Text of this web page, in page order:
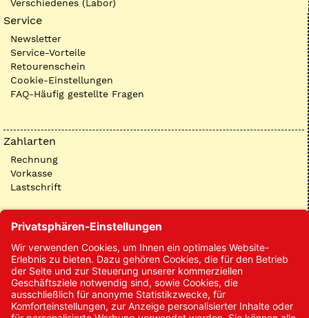
Verschiedenes (Labor)
Service
Newsletter
Service-Vorteile
Retourenschein
Cookie-Einstellungen
FAQ-Häufig gestellte Fragen
Zahlarten
Rechnung
Vorkasse
Lastschrift
Kontakt
Kontakt/Anfrage
Neukundenanmeldung
Kennwort vergessen